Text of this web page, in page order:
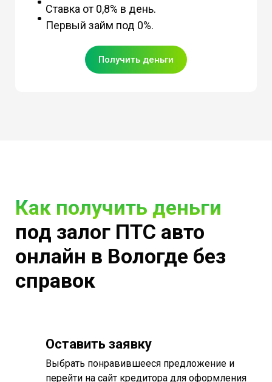
Ставка от 0,8% в день.
Первый займ под 0%.
Получить деньги
Как получить деньги
под залог ПТС авто
онлайн в Вологде без
справок
Оставить заявку
Выбрать понравившееся предложение и
перейти на сайт кредитора для оформления